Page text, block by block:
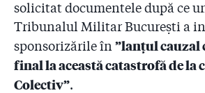
2.16
7 mărturii favorabile lui Raed
întîmplat la ISU?!
2.17
Ședință cu strigăte la ISU: ”De ce
printre noi? De ce nu
solicitat documentele după ce
Tribunalul Militar București a
sponsorizările în ”lanțul cauzal
final la această catastrofă de la
Colectiv”.